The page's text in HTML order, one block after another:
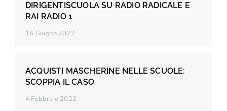
DIRIGENTISCUOLA SU RADIO RADICALE E
RAI RADIO 1
16 Giugno 2022
ACQUISTI MASCHERINE NELLE SCUOLE:
SCOPPIA IL CASO
4 Febbraio 2022